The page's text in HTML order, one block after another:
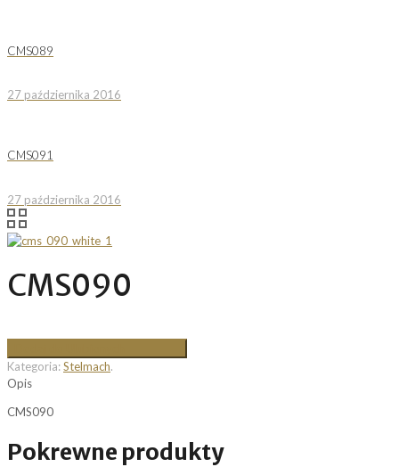
CMS089
27 października 2016
CMS091
27 października 2016
CMS090
Kategoria:Stelmach.
Opis
CMS090
Pokrewne produkty